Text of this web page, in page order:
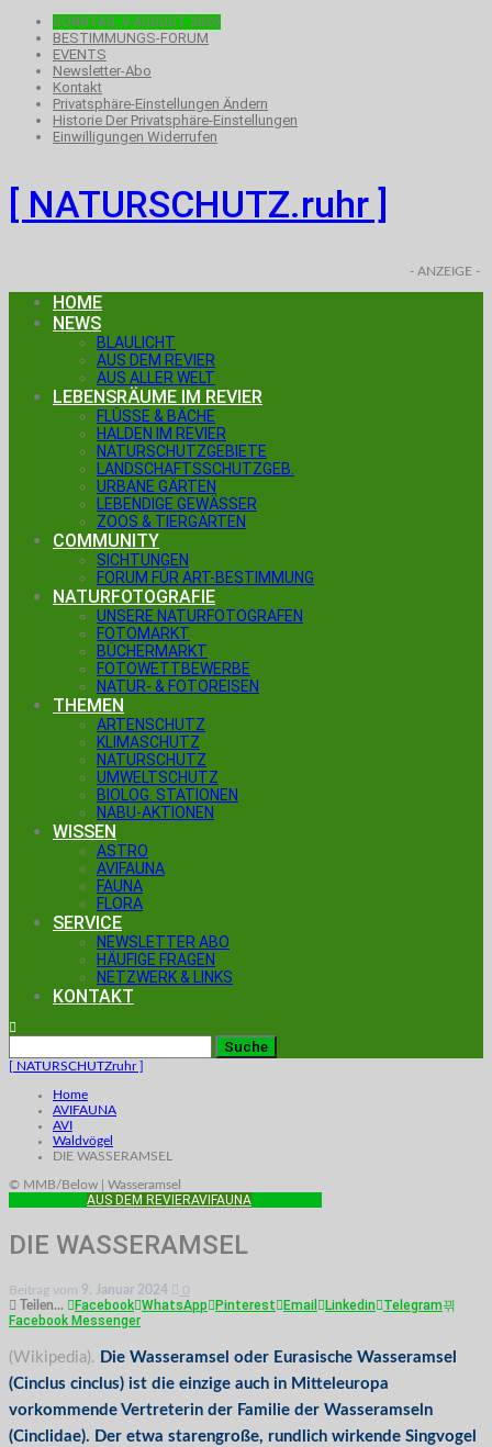
SONNTAG, 9.AUGUST 2026
BESTIMMUNGS-FORUM
EVENTS
Newsletter-Abo
Kontakt
Privatsphäre-Einstellungen Ändern
Historie Der Privatsphäre-Einstellungen
Einwilligungen Widerrufen
[ NATURSCHUTZ.ruhr ]
- ANZEIGE -
HOME
NEWS
BLAULICHT
AUS DEM REVIER
AUS ALLER WELT
LEBENSRÄUME IM REVIER
FLÜSSE & BÄCHE
HALDEN IM REVIER
NATURSCHUTZGEBIETE
LANDSCHAFTSSCHUTZGEB.
URBANE GÄRTEN
LEBENDIGE GEWÄSSER
ZOOS & TIERGÄRTEN
COMMUNITY
SICHTUNGEN
FORUM FÜR ART-BESTIMMUNG
NATURFOTOGRAFIE
UNSERE NATURFOTOGRAFEN
FOTOMARKT
BÜCHERMARKT
FOTOWETTBEWERBE
NATUR- & FOTOREISEN
THEMEN
ARTENSCHUTZ
KLIMASCHUTZ
NATURSCHUTZ
UMWELTSCHUTZ
BIOLOG. STATIONEN
NABU-AKTIONEN
WISSEN
ASTRO
AVIFAUNA
FAUNA
FLORA
SERVICE
NEWSLETTER ABO
HÄUFIGE FRAGEN
NETZWERK & LINKS
KONTAKT
[ NATURSCHUTZruhr ]
Home
AVIFAUNA
AVI
Waldvögel
DIE WASSERAMSEL
© MMB/Below | Wasseramsel
AUS DEM REVIERAVIFAUNA
DIE WASSERAMSEL
Beitrag vom 9. Januar 2024
0
Teilen...
Facebook WhatsApp Pinterest Email Linkedin Telegram
Facebook Messenger
(Wikipedia). Die Wasseramsel oder Eurasische Wasseramsel
(Cinclus cinclus) ist die einzige auch in Mitteleuropa
vorkommende Vertreterin der Familie der Wasseramseln
(Cinclidae). Der etwa starengroße, rundlich wirkende Singvogel